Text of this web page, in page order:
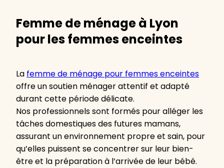
Femme de ménage à Lyon
pour les femmes enceintes
La femme de ménage pour femmes enceintes
offre un soutien ménager attentif et adapté
durant cette période délicate.
Nos professionnels sont formés pour alléger les
tâches domestiques des futures mamans,
assurant un environnement propre et sain, pour
qu’elles puissent se concentrer sur leur bien-
être et la préparation à l’arrivée de leur bébé.